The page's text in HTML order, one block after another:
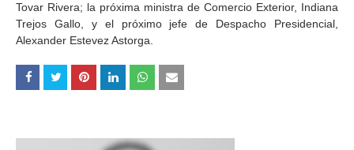
Tovar Rivera; la próxima ministra de Comercio Exterior, Indiana
Trejos Gallo, y el próximo jefe de Despacho Presidencial,
Alexander Estevez Astorga.